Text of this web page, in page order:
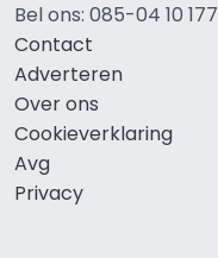
Bel ons: 085-04 10 177
Contact
Adverteren
Over ons
Cookieverklaring
Avg
Privacy